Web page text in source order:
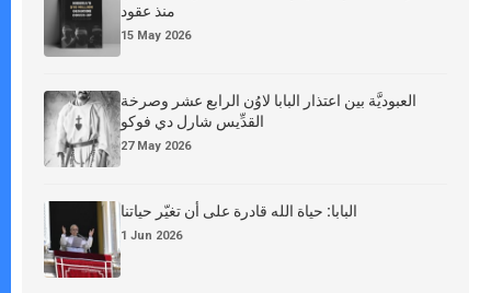
منذ عقود
15 May 2026
العبوديَّة بين اعتذار البابا لاوُن الرابع عشر وصرخة
القدِّيس شارل دي فوكو
27 May 2026
البابا: حياة الله قادرة على أن تغيّر حياتنا
1 Jun 2026